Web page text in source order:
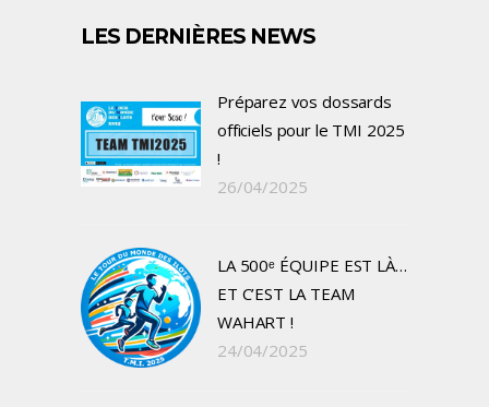
LES DERNIÈRES NEWS
Préparez vos dossards
officiels pour le TMI 2025
!
26/04/2025
LA 500ᵉ ÉQUIPE EST LÀ…
ET C’EST LA TEAM
WAHART !
24/04/2025